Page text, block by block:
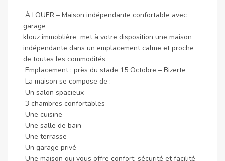
À LOUER – Maison indépendante confortable avec
garage
klouz immoblière met à votre disposition une maison
indépendante dans un emplacement calme et proche
de toutes les commodités
Emplacement : près du stade 15 Octobre – Bizerte
La maison se compose de :
Un salon spacieux
3 chambres confortables
Une cuisine
Une salle de bain
Une terrasse
Un garage privé
Une maison qui vous offre confort, sécurité et facilité